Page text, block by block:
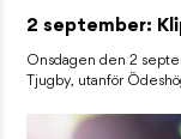
2 september:
Onsdagen den 2
Tjugby, utanför